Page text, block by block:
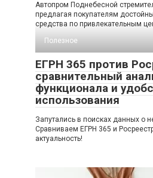
Автопром Поднебесной
предлагая покупателям
средства по привлекательным
Полезное
ЕГРН 365 против
сравнительный
функционала и
использования
Запутались в поисках данных о
Сравниваем ЕГРН 365 и
актуальность!